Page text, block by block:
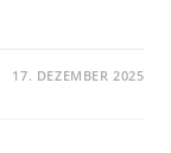
17. DEZEMBER 2025